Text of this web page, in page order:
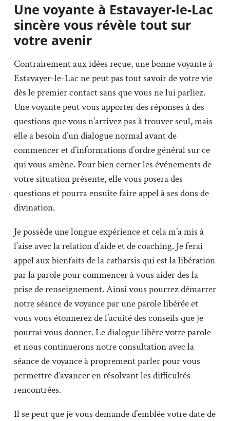
Une voyante à Estavayer-le-Lac
sincère vous révèle tout sur
votre avenir
Contrairement aux idées reçue, une bonne voyante à
Estavayer-le-Lac ne peut pas tout savoir de votre vie
dès le premier contact sans que vous ne lui parliez.
Une voyante peut vous apporter des réponses à des
questions que vous n’arrivez pas à trouver seul, mais
elle a besoin d’un dialogue normal avant de
commencer et d’informations d’ordre général sur ce
qui vous amène. Pour bien cerner les événements de
votre situation présente, elle vous posera des
questions et pourra ensuite faire appel à ses dons de
divination.
Je possède une longue expérience et cela m’a mis à
l’aise avec la relation d’aide et de coaching. Je ferai
appel aux bienfaits de la catharsis qui est la libération
par la parole pour commencer à vous aider des la
prise de renseignement. Ainsi vous pourrez démarrer
notre séance de voyance par une parole libérée et
vous vous étonnerez de l’acuité des conseils que je
pourrai vous donner. Le dialogue libère votre parole
et nous continuerons notre consultation avec la
séance de voyance à proprement parler pour vous
permettre d’avancer en résolvant les difficultés
rencontrées.
Il se peut que je vous demande d’emblée votre date de